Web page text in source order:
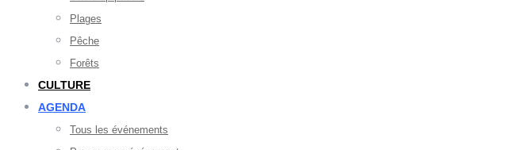
Plages
Pêche
Forêts
CULTURE
AGENDA
Tous les événements